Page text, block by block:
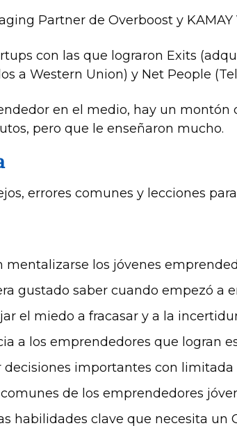
Partner de Overboost y
con las que lograron Exits
a Western Union) y Net People
en el medio, hay un montón
pero que le enseñaron mucho.
errores comunes y lecciones
mentalizarse los jóvenes
gustado saber cuando empezó a
el miedo a fracasar y a la
a los emprendedores que logran
decisiones importantes con
de los emprendedores
habilidades clave que necesita un